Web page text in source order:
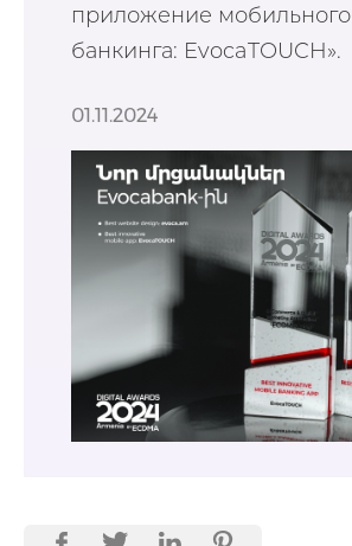
приложение мобильного
банкинга: EvocaTOUCH».
01.11.2024